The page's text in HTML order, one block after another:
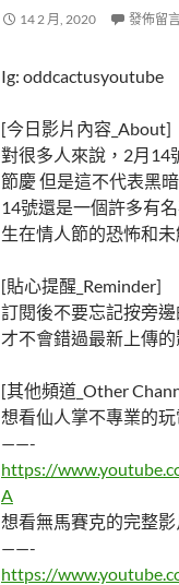
14 2 月, 2020 發佈留
Ig: oddcactusyoutube
[今日影片內容_About]
對很多人來說，2月14
節慶 但是這不代表黑
14號還是一個許多有
生在情人節的恐怖和
[貼心提醒_Reminder]
訂閱後不要忘記按旁
才不會錯過最新上傳
[其他頻道_Other
想看仙人掌不專業的玩
——-
https://
A
想看無馬賽克的完整影
——-
https://